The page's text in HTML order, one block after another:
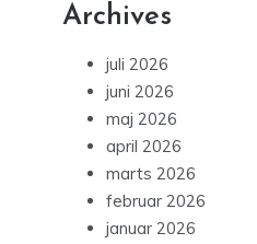
Archives
juli 2026
juni 2026
maj 2026
april 2026
marts 2026
februar 2026
januar 2026